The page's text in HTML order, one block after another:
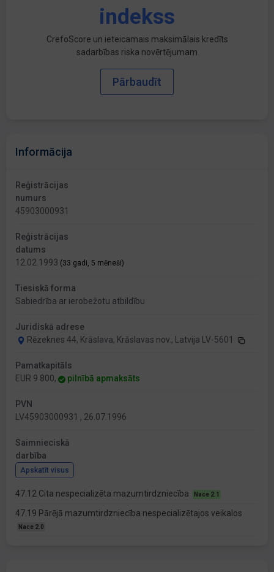
indekss
CrefoScore un ieteicamais maksimālais kredīts
sadarbības riska novērtējumam
Pārbaudīt
Informācija
Reģistrācijas
numurs
45903000931
Reģistrācijas
datums
12.02.1993 (33 gadi, 5 mēneši)
Tiesiskā forma
Sabiedrība ar ierobežotu atbildību
Juridiskā adrese
Rēzeknes 44, Krāslava, Krāslavas nov., Latvija LV-5601
Pamatkapitāls
EUR 9 800,
pilnībā apmaksāts
PVN
LV45903000931 , 26.07.1996
Saimnieciskā
darbība
Apskatīt visus
47.12 Cita nespecializēta mazumtirdzniecība Nace 2.1
47.19 Pārējā mazumtirdzniecība nespecializētajos veikalos
Nace 2.0